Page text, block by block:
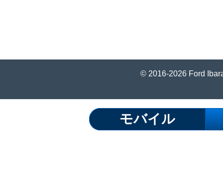
© 2016-2026 Ford
モバイル